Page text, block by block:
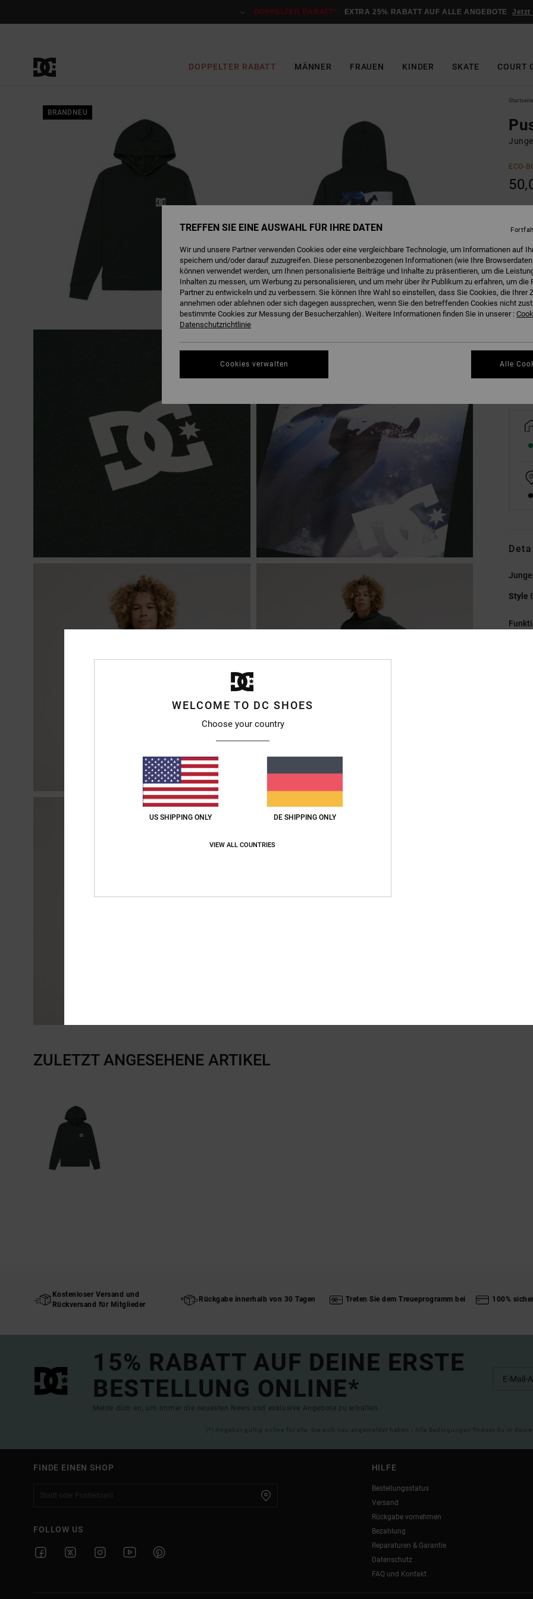
DOPPELTER RABATT*: EXTRA 25% RABATT AUF ALLE ANGEBOTE Jetzt
DOPPELTER RABATT MÄNNER FRAUEN KINDER SKATE COURT
BRANDNEU
Startseite
ECO-
8/
Style
ZULETZT ANGESEHENE ARTIKEL
Kostenloser Versand und
Rückversand für Mitglieder
Rückgabe innerhalb von 30 Tagen Treten Sie dem Treueprogramm bei 100%
15% RABATT AUF DEINE ERSTE
BESTELLUNG ONLINE*
Melde dich an, um immer die neuesten News und exklusive Angebote zu erhalten.
(*) Angebot gültig online für alle, die sich neu angemeldet haben - Alle Bedingungen findest du in
FINDE EINEN SHOP
FOLLOW US
HILFE
Bestellungsstatus
Versand
Rückgabe vornehmen
Bezahlung
Reparaturen & Garantie
Datenschutz
FAQ und Kontakt
WELCOME TO DC SHOES
Choose your country
US SHIPPING ONLY DE SHIPPING ONLY
VIEW ALL COUNTRIES
TREFFEN SIE EINE AUSWAHL FÜR IHRE DATEN
Wir und unsere Partner verwenden Cookies oder eine vergleichbare Technologie, um Informationen auf
speichern und/oder darauf zuzugreifen. Diese personenbezogenen Informationen (wie Ihre
können verwendet werden, um Ihnen personalisierte Beiträge und Inhalte zu präsentieren, um die
Inhalten zu messen, um Werbung zu personalisieren, und um mehr über ihr Publikum zu erfahren, um die
Partner zu entwickeln und zu verbessern. Sie können Ihre Wahl so einstellen, dass Sie Cookies, die Ihrer
annehmen oder ablehnen oder sich dagegen aussprechen, wenn Sie den betreffenden Cookies nicht
bestimmte Cookies zur Messung der Besucherzahlen). Weitere Informationen finden Sie in unserer :
Datenschutzrichtlinie
Cookies verwalten Alle